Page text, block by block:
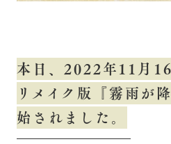
本日、2022年11月
リメイク版『霧雨が
始されました。